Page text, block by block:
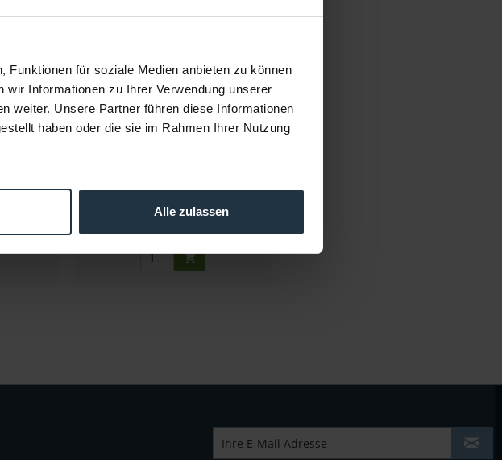
Funktionen für soziale Medien anbieten zu können
Informationen zu Ihrer Verwendung unserer
weiter. Unsere Partner führen diese Informationen
haben oder die sie im Rahmen Ihrer Nutzung
Alle zulassen
RAID
OWC ThunderBay 4 RAID 5 4-Bay
Artikelnummer: 12289086
€ 541,43
Brutto: € 644,30
3-5 Werktage ab Bestellung